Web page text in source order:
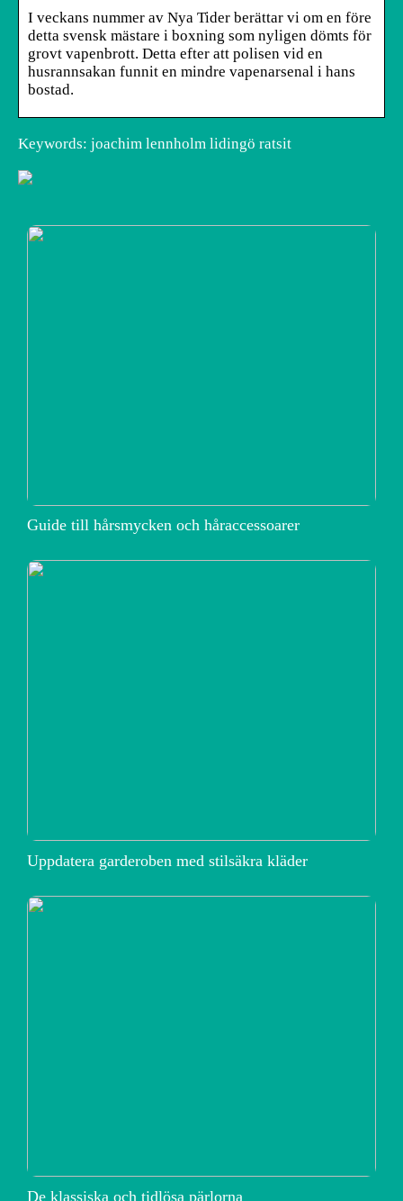
I veckans nummer av Nya Tider berättar vi om en före
detta svensk mästare i boxning som nyligen dömts för
grovt vapenbrott. Detta efter att polisen vid en
husrannsakan funnit en mindre vapenarsenal i hans
bostad.
Keywords: joachim lennholm lidingö ratsit
Guide till hårsmycken och håraccessoarer
Uppdatera garderoben med stilsäkra kläder
De klassiska och tidlösa pärlorna